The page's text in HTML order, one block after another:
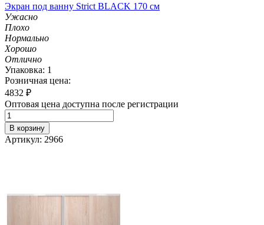
Экран под ванну Strict BLACK 170 см
Ужасно
Плохо
Нормально
Хорошо
Отлично
Упаковка: 1
Розничная цена:
4832 ₽
Оптовая цена доступна после регистрации
В корзину
Артикул: 2966